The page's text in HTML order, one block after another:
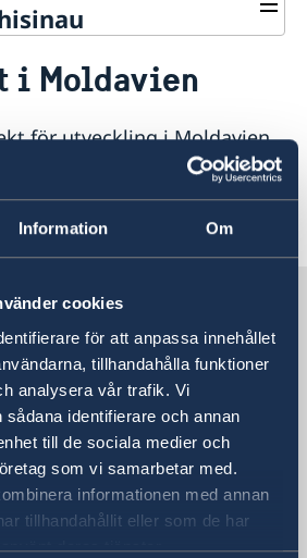
Information Om
cookies
för att anpassa innehållet
tillhandahålla funktioner
analysera vår trafik. Vi
identifierare och annan
till de sociala medier och
som vi samarbetar med.
informationen med annan
tillhandahållit eller som de har
deras tjänster.
i Moldavien
för utveckling i Moldavien
(på engelska).
dec. 2023, 14.59
Chisinau
Street